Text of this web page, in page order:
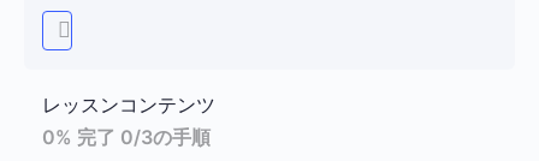
レッスンコンテンツ
0% 完了 0/3の手順